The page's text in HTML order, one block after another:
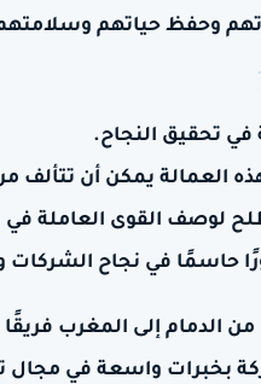
وحفظ حياتهم
في تحقيق النجاح.
العمالة يمكن أن تتألف
لوصف القوى العاملة
حاسمًا في نجاح الشركات
الدمام إلى المغرب
بخبرات واسعة في